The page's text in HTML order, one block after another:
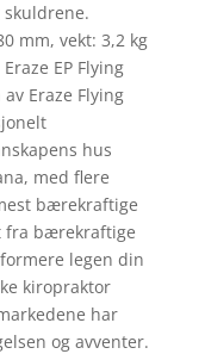
skuldrene.
mm, vekt: 3,2 kg
EP Flying
av Eraze Flying
hus
med flere
bærekraftige
fra bærekraftige
legen din
kiropraktor
har
og avventer.